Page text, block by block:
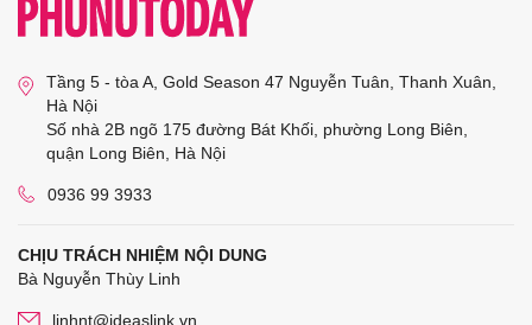
Tầng 5 - tòa A, Gold Season 47 Nguyễn Tuân, Thanh Xuân,
Hà Nội
Số nhà 2B ngõ 175 đường Bát Khối, phường Long Biên,
quận Long Biên, Hà Nội
0936 99 3933
CHỊU TRÁCH NHIỆM NỘI DUNG
Bà Nguyễn Thùy Linh
linhnt@ideaslink.vn